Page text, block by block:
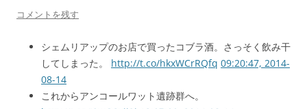
コメントを残す
シェムリアップのお店で買ったコブラ酒。さっそく飲み干
してしまった。 http://t.co/hkxWCrRQfq 09:20:47, 2014-
08-14
これからアンコールワット遺跡群へ。